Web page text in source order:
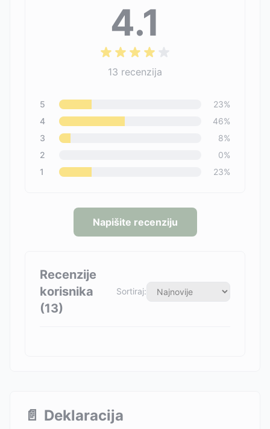
4.1
13 recenzija
5 23%
4
46%
3
8%
2
0%
1
23%
Napišite recenziju
Recenzije
korisnika
(13)
Sortiraj:
📄 Deklaracija